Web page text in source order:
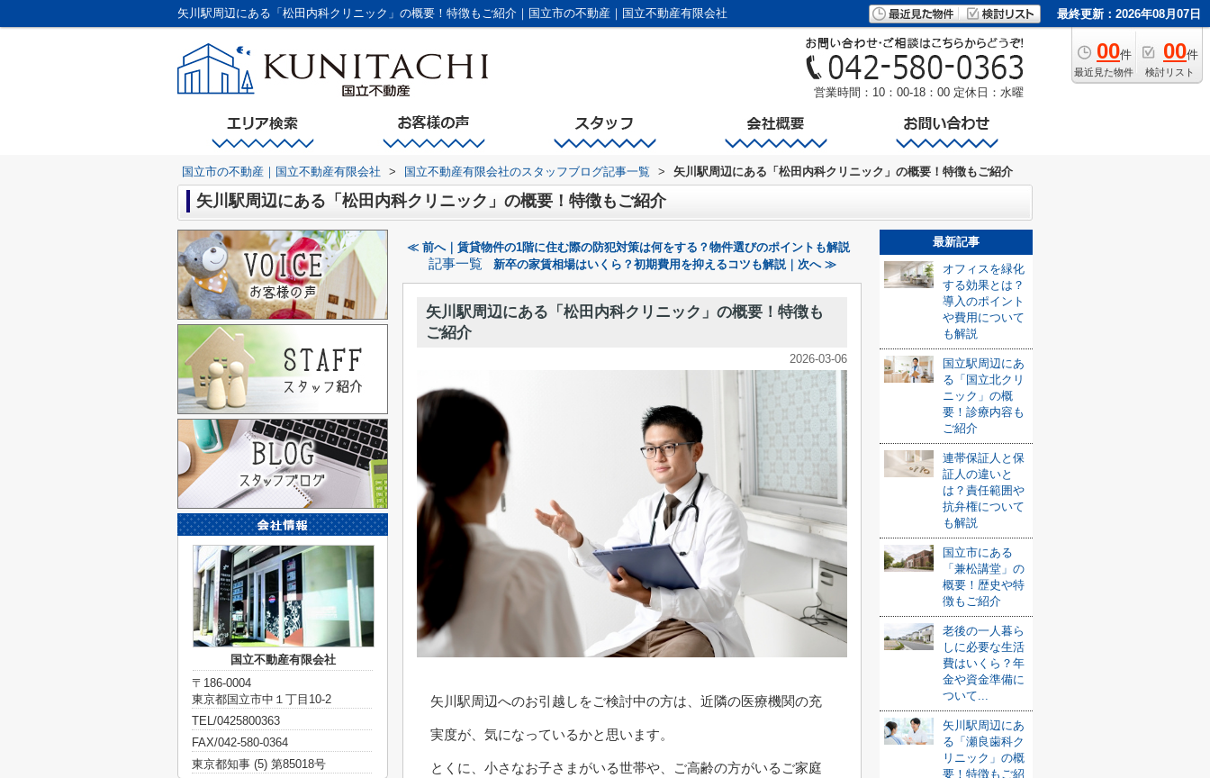
矢川駅周辺にある「松田内科クリニック」の概要！特徴もご紹介｜国立市の不動産｜国立不動産有限会社 最終更新：2026年08月07日
00件
最近見た物件
00件
検討リスト
営業時間：10：00-18：00 定休日：水曜
国立市の不動産｜国立不動産有限会社 > 国立不動産有限会社のスタッフブログ記事一覧 > 矢川駅周辺にある「松田内科クリニック」の概要！特徴もご紹介
矢川駅周辺にある「松田内科クリニック」の概要！特徴もご紹介
≪ 前へ｜賃貸物件の1階に住む際の防犯対策は何をする？物件選びのポイントも解説
記事一覧 新卒の家賃相場はいくら？初期費用を抑えるコツも解説｜次へ ≫
矢川駅周辺にある「松田内科クリニック」の概要！特徴も
ご紹介
2026-03-06
矢川駅周辺へのお引越しをご検討中の方は、近隣の医療機関の充
実度が、気になっているかと思います。
とくに、小さなお子さまがいる世帯や、ご高齢の方がいるご家庭
最新記事
オフィスを緑化
する効果とは？
導入のポイント
や費用について
も解説
国立駅周辺にあ
る「国立北クリ
ニック」の概
要！診療内容も
ご紹介
連帯保証人と保
証人の違いと
は？責任範囲や
抗弁権について
も解説
国立市にある
「兼松講堂」の
概要！歴史や特
徴もご紹介
老後の一人暮ら
しに必要な生活
費はいくら？年
金や資金準備に
ついて...
矢川駅周辺にあ
る「瀬良歯科ク
リニック」の概
要！特徴もご紹
国立不動産有限会社
〒186-0004
東京都国立市中１丁目10-2
TEL/0425800363
FAX/042-580-0364
東京都知事 (5) 第85018号